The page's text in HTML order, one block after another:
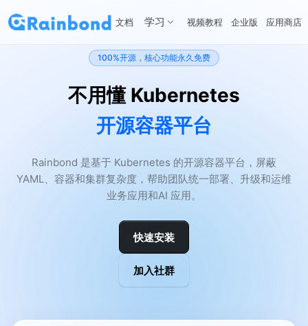
文档 学习 视频教程 企业版 应用商店
100%开源，核心功能永久免费
不用懂 Kubernetes
开源容器平台
Rainbond 是基于 Kubernetes 的开源容器平台，屏蔽
YAML、容器和集群复杂度，帮助团队统一部署、升级和运维
业务应用和AI 应用。
快速安装
加入社群